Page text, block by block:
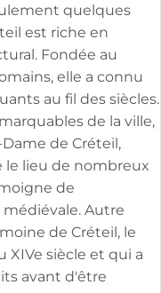
quelques
est riche en
Fondée au
elle a connu
au fil des siècles.
de la ville,
de Créteil,
le lieu de nombreux
de
Autre
de Créteil, le
XIVe siècle et qui a
avant d'être